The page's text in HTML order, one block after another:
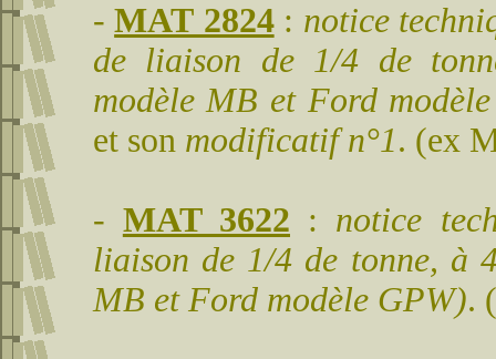
-MAT 2824 : notice
de liaison de 1/4 de
modèle MB et Ford
et son modificatif n°1. (ex
- MAT 3622 : notice
liaison de 1/4 de tonne, à
MB et Ford modèle GPW). (